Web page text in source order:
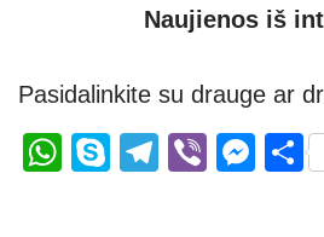
Naujienos iš
Pasidalinkite su drauge ar
W
S
T
Vi
M S